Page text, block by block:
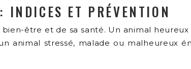
INDICES ET PRÉVENTION
être et de sa santé. Un animal
animal stressé, malade ou malheureux